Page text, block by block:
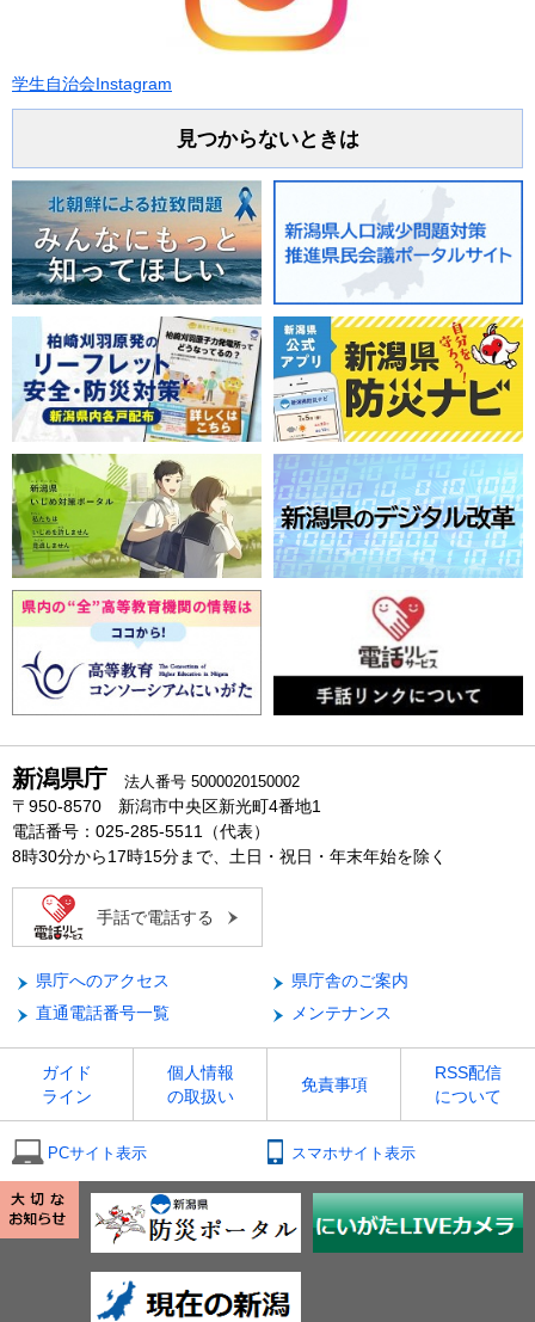
学生自治会Instagram
見つからないときは
新潟県庁 法人番号 5000020150002
〒950-8570 新潟市中央区新光町4番地1
電話番号：025-285-5511（代表）
8時30分から17時15分まで、土日・祝日・年末年始を除く
手話で電話する
県庁へのアクセス
県庁舎のご案内
直通電話番号一覧
メンテナンス
ガイド
ライン
個人情報
の取扱い
免責事項
RSS配信
について
PCサイト表示 スマホサイト表示